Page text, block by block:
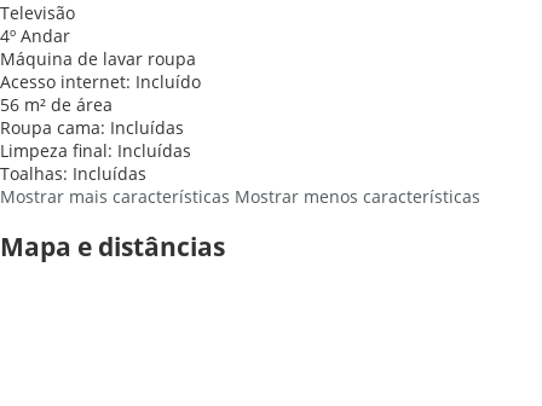
Televisão
4º Andar
Máquina de lavar roupa
Acesso internet: Incluído
56 m² de área
Roupa cama: Incluídas
Limpeza final: Incluídas
Toalhas: Incluídas
Mostrar mais características Mostrar menos características
Mapa e distâncias